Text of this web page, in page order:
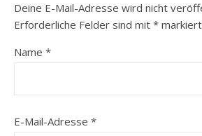
Deine E-Mail-Adresse wird nicht
Erforderliche Felder sind mit * markiert
Name *
E-Mail-Adresse *